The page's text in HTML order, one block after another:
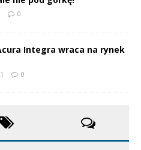
0
Integra wraca na rynek
0